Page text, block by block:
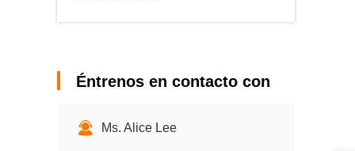
Éntrenos en contacto con
Ms. Alice Lee